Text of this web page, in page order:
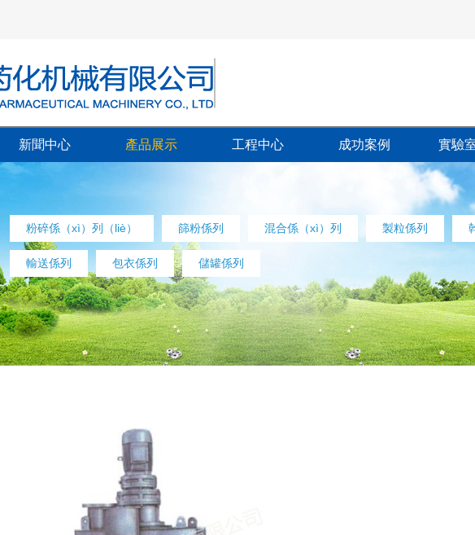
新聞中心 產品展示 工程中心 成功案例 實驗
粉碎係（xì）列（liè） 篩粉係列 混合係（xì）列 製粒係列
輸送係列 包衣係列 儲罐係列